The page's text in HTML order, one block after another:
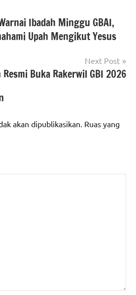
Ibadah Minggu GBAI,
Upah Mengikut Yesus
Next Post
Buka Rakerwil GBI 2026
akan dipublikasikan. Ruas yang